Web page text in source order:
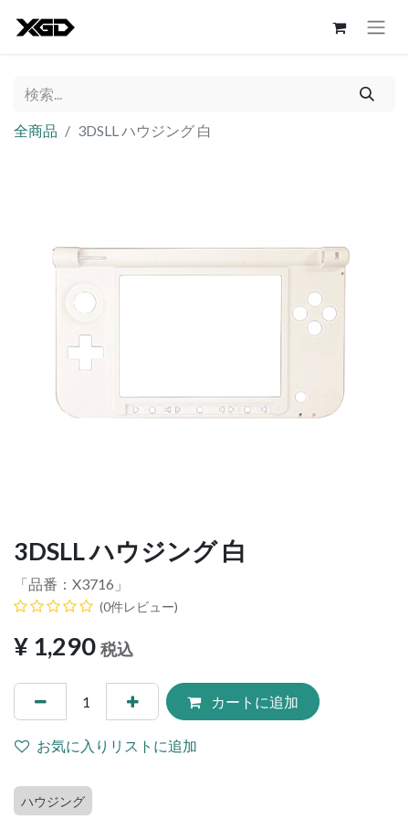
全商品 3DSLL ハウジング 白
3DSLL ハウジング 白
「品番： X3716 」
(0件レビュー)
¥ 1,290 税込
カートに追加
お気に入りリストに追加
ハウジング